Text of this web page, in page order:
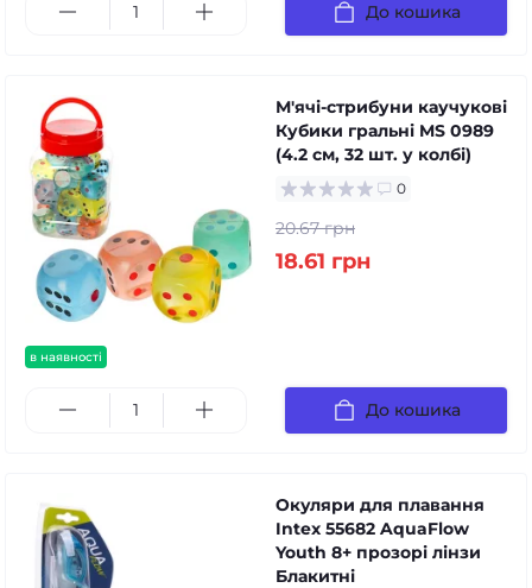
До кошика
в наявності
М'ячі-стрибуни каучукові
Кубики гральні MS 0989
(4.2 см, 32 шт. у колбі)
0
20.67 грн
18.61 грн
До кошика
Окуляри для плавання
Intex 55682 AquaFlow
Youth 8+ прозорі лінзи
Блакитні